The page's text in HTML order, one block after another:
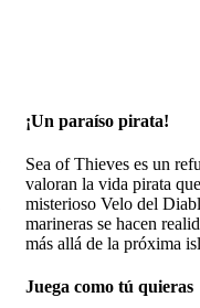
¡Un paraíso pirata!
Sea of Thieves es un
valoran la vida pirata
misterioso Velo del
marineras se hacen
más allá de la próxima
Juega como tú quieras